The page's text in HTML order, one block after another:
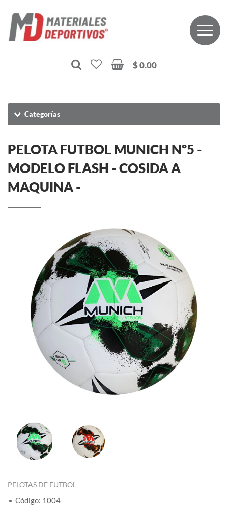
$ 0.00
Categorías
PELOTA FUTBOL MUNICH Nº5 -
MODELO FLASH - COSIDA A
MAQUINA -
PELOTAS DE FUTBOL
Código: 1004